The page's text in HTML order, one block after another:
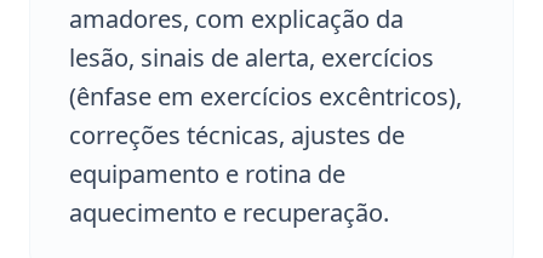
amadores, com explicação da
lesão, sinais de alerta, exercícios
(ênfase em exercícios excêntricos),
correções técnicas, ajustes de
equipamento e rotina de
aquecimento e recuperação.